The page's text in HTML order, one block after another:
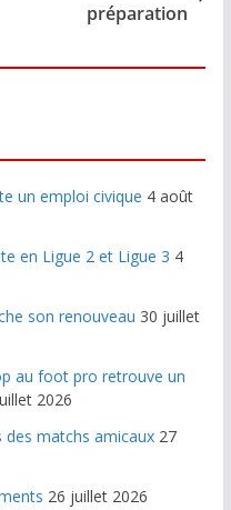
préparation
un emploi civique 4 août
en Ligue 2 et Ligue 3 4
son renouveau 30 juillet
au foot pro retrouve un
2026
matchs amicaux 27
26 juillet 2026